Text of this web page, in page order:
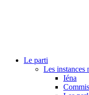
Le parti
Les instances
Iéna